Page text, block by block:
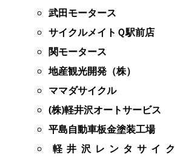
武田モータース
サイクルメイトＱ駅前店
関モータース
地産観光開発（株）
ママダサイクル
(株)軽井沢オートサービス
平島自動車板金塗装工場
軽井沢レンタサイク